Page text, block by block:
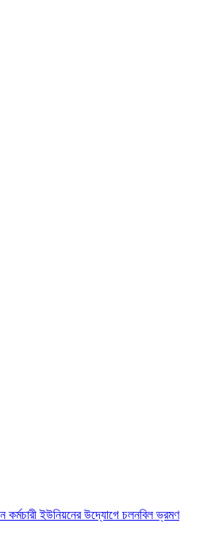
কর্মচারী ইউনিয়নের উদ্যোগে চলনবিল ভ্রমণ